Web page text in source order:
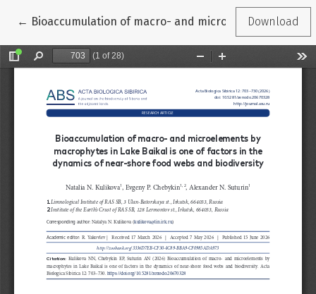
← Return to Article Details
Bioaccumulation of macro- and microelements by
Download